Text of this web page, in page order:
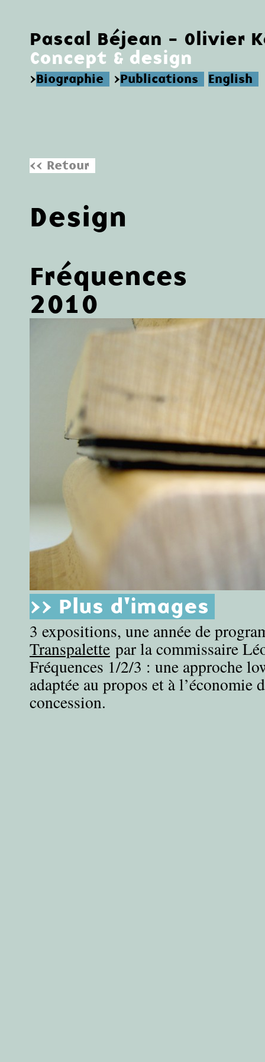
Pascal Béjean - Olivier
Concept & design
>Biographie >Publications English
<< Retour
Design
Fréquences
2010
>> Plus d'images
3 expositions, une année de
Transpalette par la commissaire
Fréquences 1/2/3 : une approche
adaptée au propos et à l’économie
concession.